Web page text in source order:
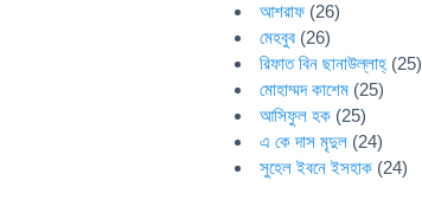
আশরাফ (26)
মেহবুব (26)
রিফাত বিন ছানাউল্লাহ্ (25)
মোহাম্মদ কাশেম (25)
আসিফুল হক (25)
এ কে দাস মৃদুল (24)
সুহেল ইবনে ইসহাক (24)